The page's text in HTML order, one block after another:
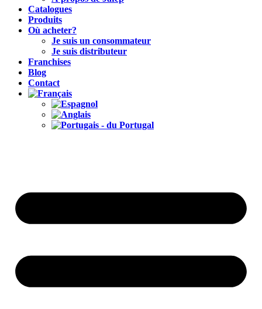
Catalogues
Produits
Où acheter?
Je suis un consommateur
Je suis distributeur
Franchises
Blog
Contact